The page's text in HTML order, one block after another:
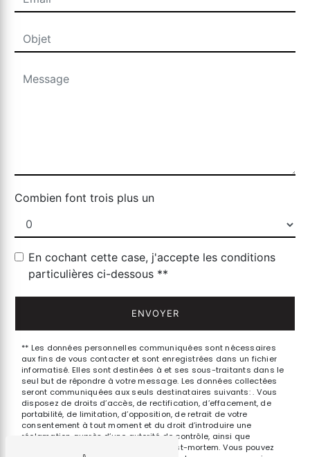
Combien font trois plus un
En cochant cette case, j'accepte les conditions
particulières ci-dessous **
ENVOYER
** Les données personnelles communiquées sont nécessaires
aux fins de vous contacter et sont enregistrées dans un fichier
informatisé. Elles sont destinées à et ses sous-traitants dans le
seul but de répondre à votre message. Les données collectées
seront communiquées aux seuls destinataires suivants: . Vous
disposez de droits d’accès, de rectification, d’effacement, de
portabilité, de limitation, d’opposition, de retrait de votre
consentement à tout moment et du droit d’introduire une
réclamation auprès d’une autorité de contrôle, ainsi que
d’organiser le sort de vos données post-mortem. Vous pouvez